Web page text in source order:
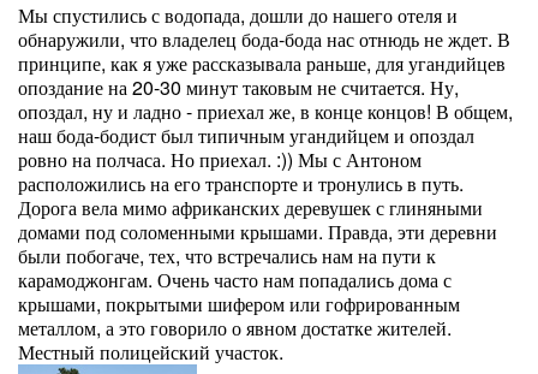
Мы спустились с водопада, дошли до нашего отеля и
обнаружили, что владелец бода-бода нас отнюдь не ждет. В
принципе, как я уже рассказывала раньше, для угандийцев
опоздание на 20-30 минут таковым не считается. Ну,
опоздал, ну и ладно - приехал же, в конце концов! В общем,
наш бода-бодист был типичным угандийцем и опоздал
ровно на полчаса. Но приехал. :)) Мы с Антоном
расположились на его транспорте и тронулись в путь.
Дорога вела мимо африканских деревушек с глиняными
домами под соломенными крышами. Правда, эти деревни
были побогаче, тех, что встречались нам на пути к
карамоджонгам. Очень часто нам попадались дома с
крышами, покрытыми шифером или гофрированным
металлом, а это говорило о явном достатке жителей.
Местный полицейский участок.